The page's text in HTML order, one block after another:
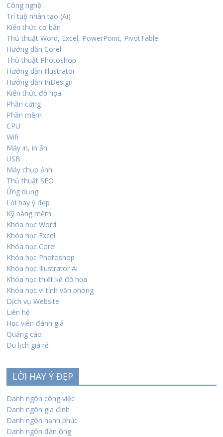
Công nghệ
Trí tuệ nhân tạo (Ai)
Kiến thức cơ bản
Thủ thuật Word, Excel, PowerPoint, PivotTable
Hướng dẫn Corel
Thủ thuật Photoshop
Hướng dẫn Illustrator
Hướng dẫn InDesign
Kiến thức đồ họa
Phần cứng
Phần mềm
CPU
Wifi
Máy in, in ấn
USB
Máy chụp ảnh
Thủ thuật SEO
Ứng dụng
Lời hay ý đẹp
Kỹ năng mềm
Khóa học Word
Khóa học Excel
Khóa học Corel
Khóa học Photoshop
Khóa học Illustrator Ai
Khóa học thiết kế đồ họa
Khóa học vi tính văn phòng
Dịch vụ Website
Liên hệ
Học viên đánh giá
Quảng cáo
Du lịch giá rẻ
LỜI HAY Ý ĐẸP
Danh ngôn công việc
Danh ngôn gia đình
Danh ngôn hạnh phúc
Danh ngôn đàn ông